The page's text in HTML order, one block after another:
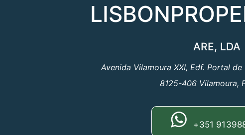
ARE, LDA
Avenida Vilamoura XXI, Edf. Portal de
8125-406 Vilamoura,
+351